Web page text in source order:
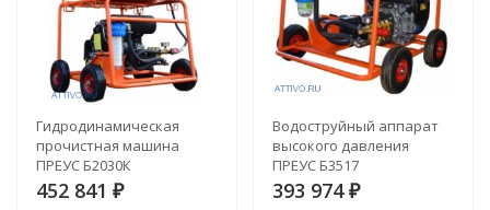
Гидродинамическая
прочистная машина
ПРЕУС Б2030К
452 841 ₽
Водоструйный аппарат
высокого давления
ПРЕУС Б3517
393 974 ₽